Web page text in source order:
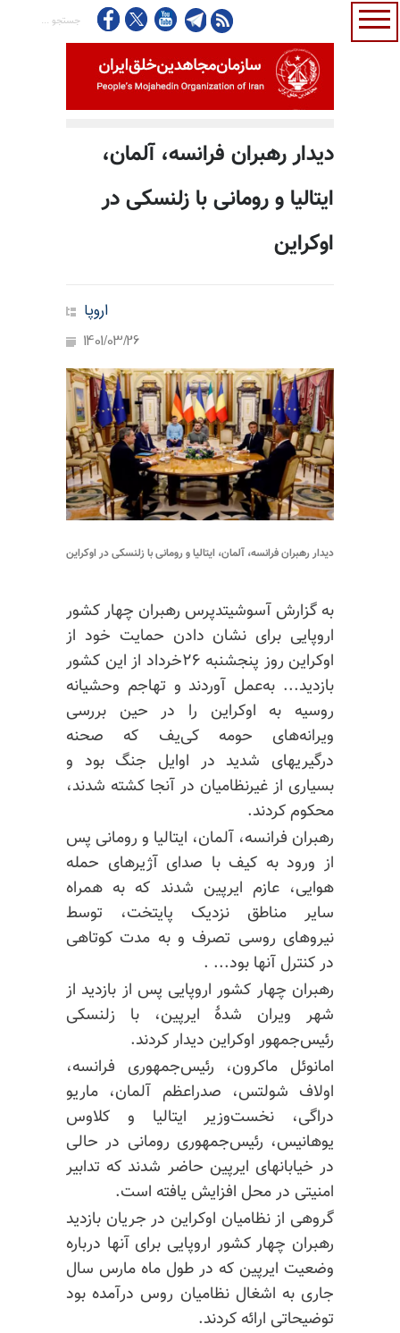
دیدار رهبران فرانسه، آلمان،
ایتالیا و رومانی با زلنسکی در
اوکراین
اروپا
1401/03/26
دیدار رهبران فرانسه، آلمان، ایتالیا و رومانی با زلنسکی در اوکراین
به گزارش آسوشیتدپرس رهبران چهار کشور
اروپایی برای نشان دادن حمایت خود از
اوکراین روز پنجشنبه ۲۶خرداد از این کشور
بازدید... به‌عمل آوردند و تهاجم وحشیانه
روسیه به اوکراین را در حین بررسی
ویرانه‌های حومه کی‌یف که صحنه
درگیریهای شدید در اوایل جنگ بود و
بسیاری از غیرنظامیان در آنجا کشته شدند،
محکوم کردند.
رهبران فرانسه، آلمان، ایتالیا و رومانی پس
از ورود به کیف با صدای آژیرهای حمله
هوایی، عازم ایرپین شدند که به همراه
سایر مناطق نزدیک پایتخت، توسط
نیروهای روسی تصرف و به مدت کوتاهی
در کنترل آنها بود... .
رهبران چهار کشور اروپایی پس از بازدید از
شهر ویران شدهٔ ایرپین، با زلنسکی
رئیس‌جمهور اوکراین دیدار کردند.
امانوئل ماکرون، رئیس‌جمهوری فرانسه،
اولاف شولتس، صدراعظم آلمان، ماریو
دراگی، نخست‌وزیر ایتالیا و کلاوس
یوهانیس، رئیس‌جمهوری رومانی در حالی
در خیابانهای ایرپین حاضر شدند که تدابیر
امنیتی در محل افزایش یافته است.
گروهی از نظامیان اوکراین در جریان بازدید
رهبران چهار کشور اروپایی برای آنها درباره
وضعیت ایرپین که در طول ماه مارس سال
جاری به اشغال نظامیان روس درآمده بود
توضیحاتی ارائه کردند.